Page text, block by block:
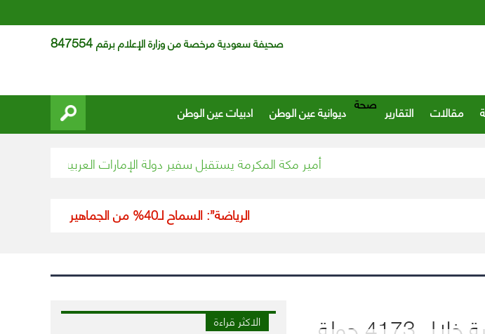
صحيفة سعودية مرخصة من وزارة الإعلام برقم847554
مقالات التقارير صحة ديوانية عين الوطن ادبيات عين الوطن
أمير مكة المكرمة يستقبل سفير دولة الإمارات العربية المتحدة
“الرياضة”: السماح لـ40% من الجماهير “المحصّنين” بحضور مباراة السعودية وفلسطين
الاكثر قراءة